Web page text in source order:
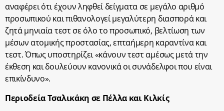
αναφέρει ότι έχουν ληφθεί δείγματα σε μεγάλο αριθμό
προσωπικού και πιθανολογεί μεγαλύτερη διασπορά και
ζητά μηνιαία τεστ σε όλο το προσωπικό, βελτίωση των
μέσων ατομικής προστασίας, επταήμερη καραντίνα και
τεστ. Όπως υποστηρίζει «κάνουν τεστ αμέσως μετά την
έκθεση και δουλεύουν κανονικά οι συνάδελφοι που είναι
επικίνδυνο».
Περιοδεία Τσαλικάκη σε Πέλλα και Κιλκίς